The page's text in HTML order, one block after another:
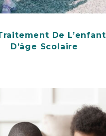
De L’enfant
D’âge Scolaire